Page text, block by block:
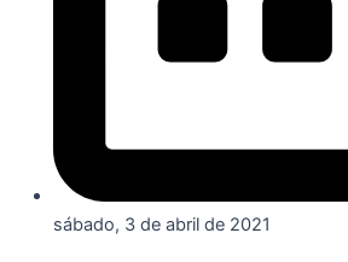
sábado, 3 de abril de 2021